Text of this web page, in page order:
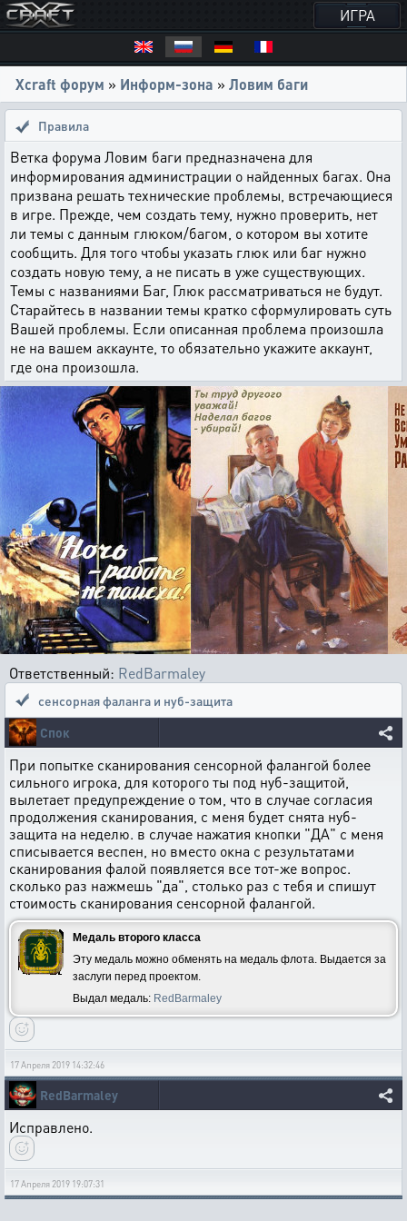
ИГРА
Xcraft форум » Информ-зона » Ловим баги
Правила
Ветка форума Ловим баги предназначена для
информирования администрации о найденных багах. Она
призвана решать технические проблемы, встречающиеся
в игре. Прежде, чем создать тему, нужно проверить, нет
ли темы с данным глюком/багом, о котором вы хотите
сообщить. Для того чтобы указать глюк или баг нужно
создать новую тему, а не писать в уже существующих.
Темы с названиями Баг, Глюк рассматриваться не будут.
Старайтесь в названии темы кратко сформулировать суть
Вашей проблемы. Если описанная проблема произошла
не на вашем аккаунте, то обязательно укажите аккаунт,
где она произошла.
Ответственный: RedBarmaley
сенсорная фаланга и нуб-защита
Спок
При попытке сканирования сенсорной фалангой более
сильного игрока, для которого ты под нуб-защитой,
вылетает предупреждение о том, что в случае согласия
продолжения сканирования, с меня будет снята нуб-
защита на неделю. в случае нажатия кнопки "ДА" с меня
списывается веспен, но вместо окна с результатами
сканирования фалой появляется все тот-же вопрос.
сколько раз нажмешь "да", столько раз с тебя и спишут
стоимость сканирования сенсорной фалангой.
Медаль второго класса
Эту медаль можно обменять на медаль флота. Выдается за
заслуги перед проектом.
Выдал медаль: RedBarmaley
17 Апреля 2019 14:32:46
RedBarmaley
Исправлено.
17 Апреля 2019 19:07:31